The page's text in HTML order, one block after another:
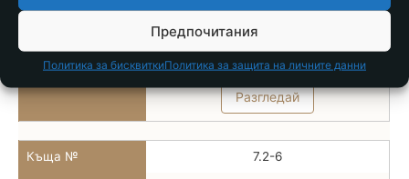
Предпочитания
Политика за бисквиткиПолитика за защита на личните данни
28.00 m
Разгледай
Къща № 7.2-6